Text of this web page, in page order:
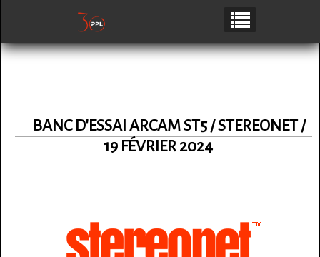
BANC D'ESSAI ARCAM ST5 / STEREONET /
19 FÉVRIER 2024